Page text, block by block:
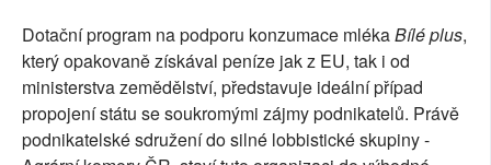
RUBRIKY
PLNÁ VERZE STRÁNEK
Dotační program na podporu konzumace mlékaBílé plus,
který opakovaně získával peníze jak z EU, tak i od
ministerstva zemědělství, představuje ideální případ
propojení státu se soukromými zájmy podnikatelů. Právě
podnikatelské sdružení do silné lobbistické skupiny -